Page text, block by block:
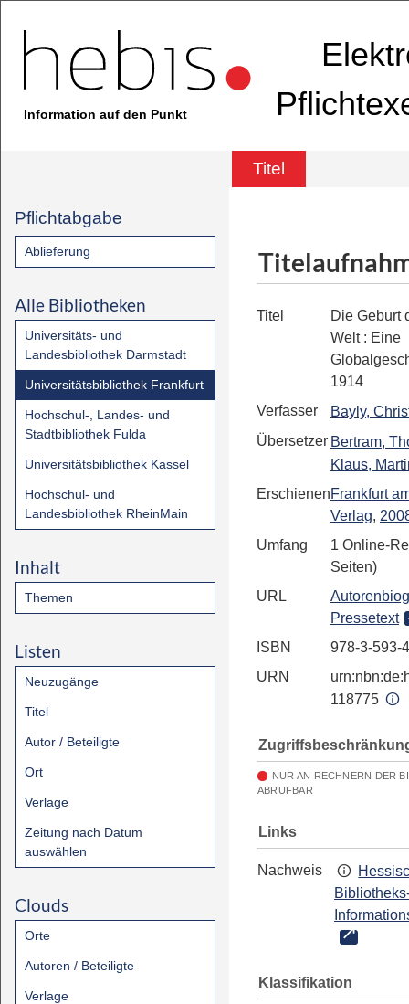
Information auf den Punkt
Titel
Pflichtabgabe
Ablieferung
Alle Bibliotheken
Universitäts- und
Landesbibliothek Darmstadt
Universitätsbibliothek Frankfurt
Hochschul-, Landes- und
Stadtbibliothek Fulda
Universitätsbibliothek Kassel
Hochschul- und
Landesbibliothek RheinMain
Inhalt
Themen
Listen
Neuzugänge
Titel
Autor / Beteiligte
Ort
Verlage
Zeitung nach Datum
auswählen
Clouds
Orte
Autoren / Beteiligte
Verlage
Titel
Die Geburt
Welt: Eine
1914
Verfasser
Bayly,
Übersetzer Bertram,
Klaus,
ErschienenFrankfurt
Verlag,
Umfang
1 Online-
Seiten)
URL
Pressetext
ISBN
978-3-593-
URN
118775
NUR AN RECHNERN DER
ABRUFBAR
Links
Nachweis
Klassifikation